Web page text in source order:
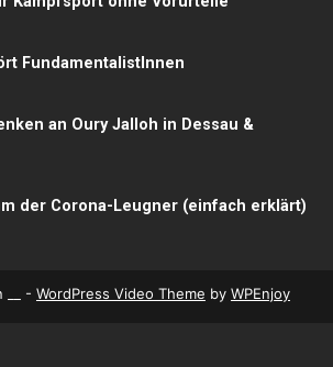
FundamentalistInnen
an Oury Jalloh in Dessau &
der Corona-Leugner (einfach erklärt)
__ - WordPress Video Theme by WPEnjoy